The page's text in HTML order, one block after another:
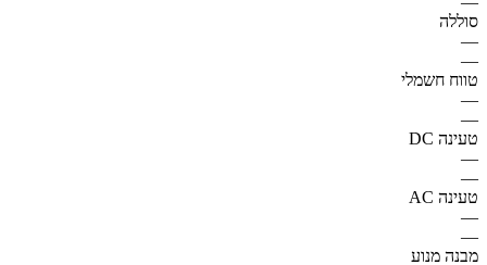
סוללה
—
—
טווח חשמלי
—
—
טעינה DC
—
—
טעינה AC
—
—
מבנה מנוע